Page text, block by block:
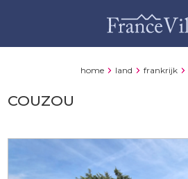
home land frankrijk
COUZOU